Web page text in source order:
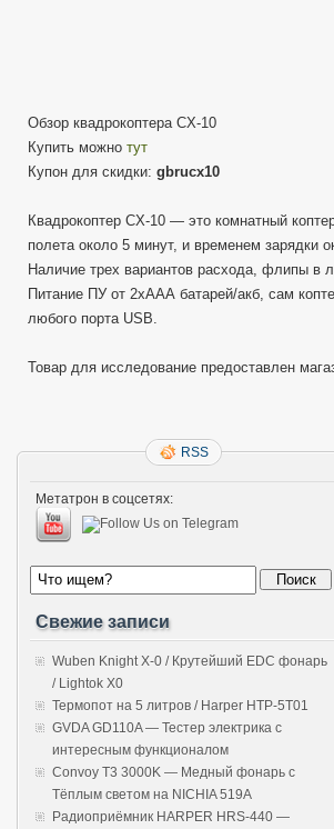
Обзор квадрокоптера CX-10
Купить можно тут
Купон для скидки: gbrucx10
Квадрокоптер CX-10 — это комнатный
полета около 5 минут, и временем зарядки
Наличие трех вариантов расхода, флипы в
Питание ПУ от 2хААА батарей/акб, сам
любого порта USB.
Товар для исследование предоставлен
RSS
Метатрон в соцсетях:
Свежие записи
Wuben Knight X-0 / Крутейший EDC фонарь
/ Lightok X0
Термопот на 5 литров / Harper HTP-5T01
GVDA GD110A — Тестер электрика с
интересным функционалом
Convoy T3 3000K — Медный фонарь с
Тёплым светом на NICHIA 519A
Радиоприёмник HARPER HRS-440 —